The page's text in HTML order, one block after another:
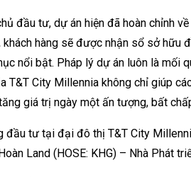
đầu tư, dự án hiện đã hoàn chỉnh
hàng sẽ được nhận sổ sở hữu
nổi bật. Pháp lý dự án luôn là mối
T&T City Millennia không chỉ giúp
giá trị ngày một ấn tượng, bất
đầu tư tại đại đô thị T&T City
Land (HOSE: KHG) – Nhà Phát